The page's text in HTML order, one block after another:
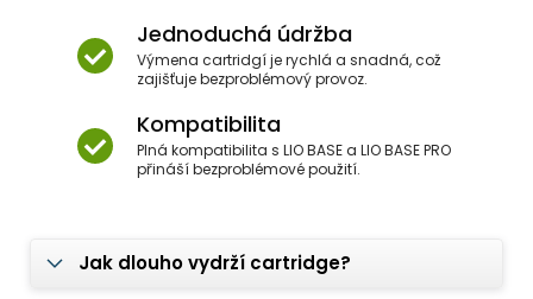
Jednoduchá údržba
Výmena cartridgí je rychlá a snadná, což
zajišťuje bezproblémový provoz.
Kompatibilita
Plná kompatibilita s LIO BASE a LIO BASE PRO
přináší bezproblémové použití.
Jak dlouho vydrží cartridge?